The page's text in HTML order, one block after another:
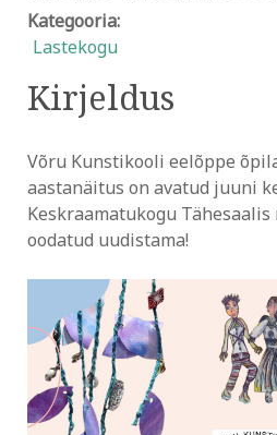
Kategooria:
Lastekogu
Kirjeldus
Võru Kunstikooli eelõppe
aastanäitus on avatud juuni
Keskraamatukogu
oodatud uudistama!